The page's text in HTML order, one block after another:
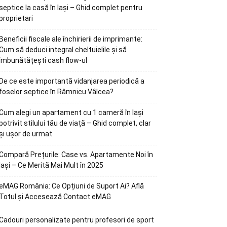
la casă în Iași – Ghid complet pentru
fiscale ale închirierii de imprimante:
să deduci integral cheltuielile și să
cash flow-ul
ce este importantă vidanjarea periodică a
septice în Râmnicu Vâlcea?
alegi un apartament cu 1 cameră în Iași
stilului tău de viață – Ghid complet, clar
ușor de urmat
Prețurile: Case vs. Apartamente Noi în
– Ce Merită Mai Mult în 2025
România: Ce Opțiuni de Suport Ai? Află
și Accesează Contact eMAG
personalizate pentru profesori de sport